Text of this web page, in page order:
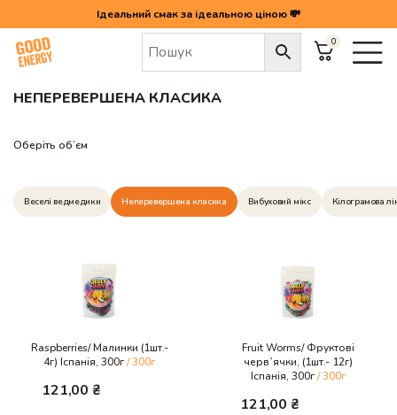
Ідеальний смак за ідеальною ціною 💸
0
Головна /Неперевершена класика
НЕПЕРЕВЕРШЕНА КЛАСИКА
Оберіть об’єм
Веселі ведмедики Неперевершена класика Вибуховий мікс Кілограмова
Raspberries/ Малинки (1шт.-
4г) Іспанія, 300г/ 300г
121,00₴
Fruit Worms/ Фруктові
черв`ячки, (1шт.- 12г)
Іспанія, 300г / 300г
121,00₴